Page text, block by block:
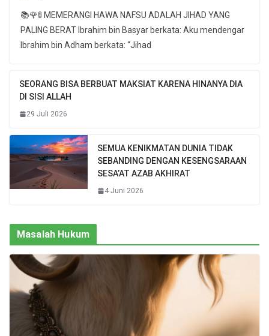
📚🌹🚦 MEMERANGI HAWA NAFSU ADALAH JIHAD YANG
PALING BERAT Ibrahim bin Basyar berkata: Aku mendengar
Ibrahim bin Adham berkata: “Jihad
SEORANG BISA BERBUAT MAKSIAT KARENA HINANYA DIA
DI SISI ALLAH
29 Juli 2026
SEMUA KENIKMATAN DUNIA TIDAK
SEBANDING DENGAN KESENGSARAAN
SESA’AT AZAB AKHIRAT
4 Juni 2026
Masalah Hukum